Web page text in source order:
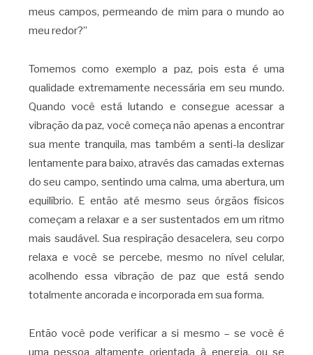
meus campos, permeando de mim para o mundo ao
meu redor?”
Tomemos como exemplo a paz, pois esta é uma
qualidade extremamente necessária em seu mundo.
Quando você está lutando e consegue acessar a
vibração da paz, você começa não apenas a encontrar
sua mente tranquila, mas também a senti-la deslizar
lentamente para baixo, através das camadas externas
do seu campo, sentindo uma calma, uma abertura, um
equilíbrio. E então até mesmo seus órgãos físicos
começam a relaxar e a ser sustentados em um ritmo
mais saudável. Sua respiração desacelera, seu corpo
relaxa e você se percebe, mesmo no nível celular,
acolhendo essa vibração de paz que está sendo
totalmente ancorada e incorporada em sua forma.
Então você pode verificar a si mesmo – se você é
uma pessoa altamente orientada à energia, ou se